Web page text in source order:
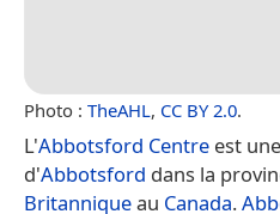
Photo : TheAHL, CC BY 2.0.
L'Abbotsford Centre est
d'Abbotsford dans la
Britanniqueau Canada.